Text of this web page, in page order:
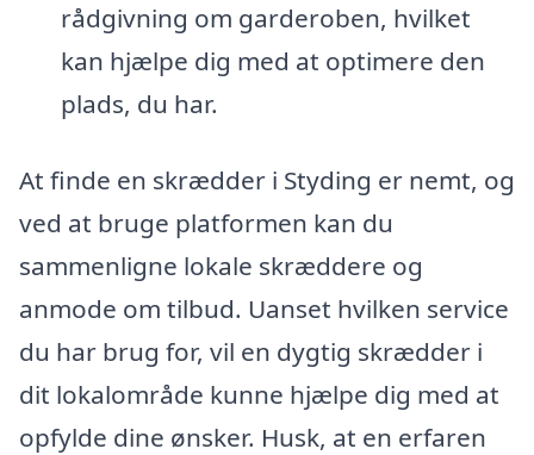
rådgivning om garderoben, hvilket
kan hjælpe dig med at optimere den
plads, du har.
At finde en skrædder i Styding er nemt, og
ved at bruge platformen kan du
sammenligne lokale skræddere og
anmode om tilbud. Uanset hvilken service
du har brug for, vil en dygtig skrædder i
dit lokalområde kunne hjælpe dig med at
opfylde dine ønsker. Husk, at en erfaren